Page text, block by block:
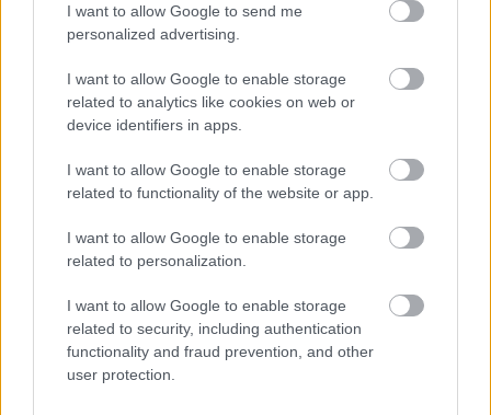
I want to allow Google to send me
personalized advertising.
I want to allow Google to enable storage
related to analytics like cookies on web or
device identifiers in apps.
I want to allow Google to enable storage
related to functionality of the website or app.
I want to allow Google to enable storage
related to personalization.
I want to allow Google to enable storage
related to security, including authentication
functionality and fraud prevention, and other
user protection.
Varga Barnabás “társgólkirály” lett a csoportban.
A portugál kapitánynak meg kellett védenie Cristiano